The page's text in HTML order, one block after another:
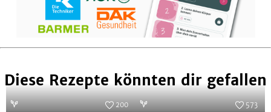
Diese Rezepte könnten dir gefallen
200 573